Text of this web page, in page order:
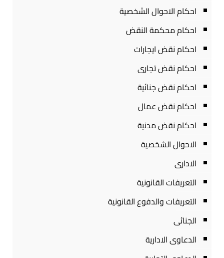
احكام الاحوال الشخصية
احكام محكمة النقض
احكام نقض ايجارات
احكام نقض تجارى
احكام نقض جنائية
احكام نقض عمال
احكام نقض مدنية
الاحوال الشخصية
الادارى
التعريفات القانونية
التعريفات والدفوع القانونية
الجنائى
الدعاوى الادارية